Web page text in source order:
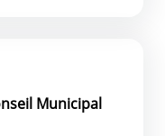
Municipal